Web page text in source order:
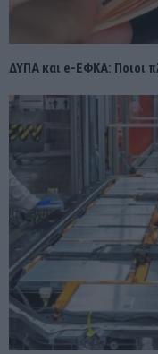
ΔΥΠΑ και e-ΕΦΚΑ: Ποιοι